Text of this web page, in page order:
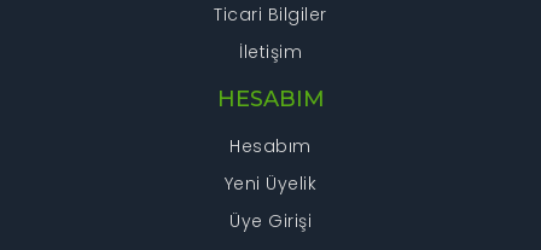
Ticari Bilgiler
İletişim
HESABIM
Hesabım
Yeni Üyelik
Üye Girişi